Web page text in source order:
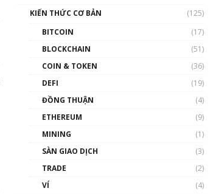
Blockchain
Nhân sự tương lại ngành
Blockchain Việt Nam | Phổ
cập Blockchain
Blockchain đang được ứng
KIẾN THỨC CƠ BẢN
(125)
BITCOIN
(17)
BLOCKCHAIN
(51)
COIN & TOKEN
(36)
DEFI
(19)
ĐỒNG THUẬN
(4)
ETHEREUM
(9)
MINING
(1)
SÀN GIAO DỊCH
(3)
TRADE
(2)
VÍ
(4)